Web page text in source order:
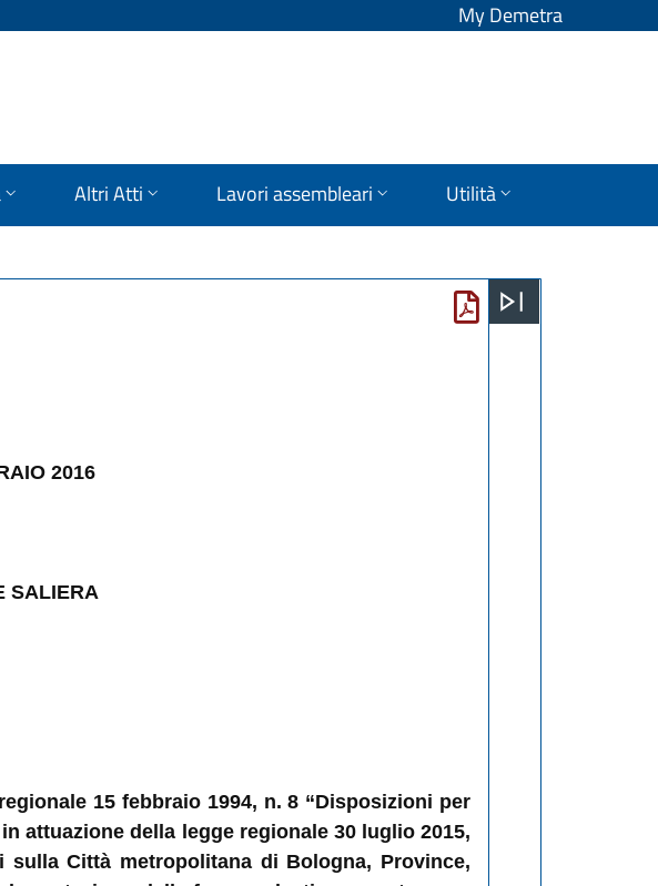
My Demetra
Altri Atti Lavori assembleari Utilità
2016
SALIERA
15 febbraio 1994, n. 8 “Disposizioni per
attuazione della legge regionale 30 luglio 2015,
Città metropolitana di Bologna, Province,